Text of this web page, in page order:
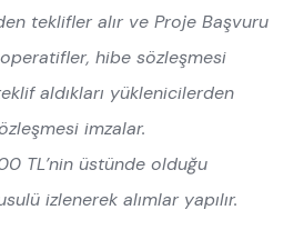
teklifler alır ve Proje Başvuru
hibe sözleşmesi
aldıkları yüklenicilerden
imzalar.
TL’nin üstünde olduğu
izlenerek alımlar yapılır.